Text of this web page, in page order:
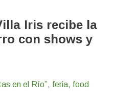
Iris recibe la
con shows y